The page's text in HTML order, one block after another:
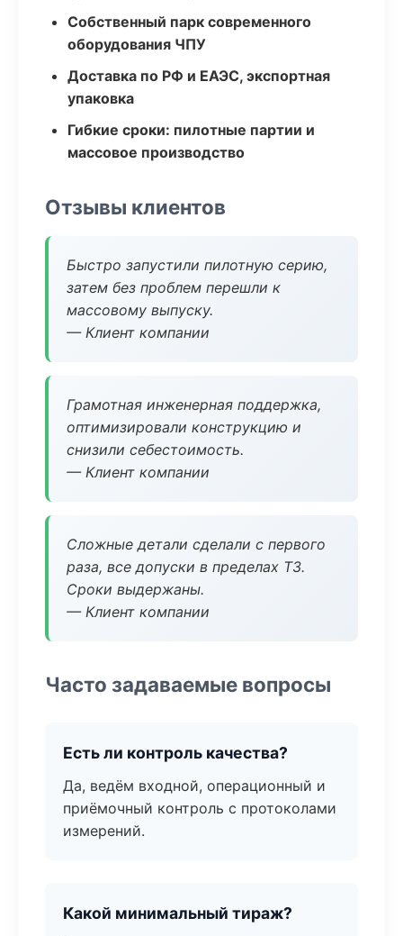
Собственный парк современного
оборудования ЧПУ
Доставка по РФ и ЕАЭС, экспортная
упаковка
Гибкие сроки: пилотные партии и
массовое производство
Отзывы клиентов
Быстро запустили пилотную серию,
затем без проблем перешли к
массовому выпуску.
— Клиент компании
Грамотная инженерная поддержка,
оптимизировали конструкцию и
снизили себестоимость.
— Клиент компании
Сложные детали сделали с первого
раза, все допуски в пределах ТЗ.
Сроки выдержаны.
— Клиент компании
Часто задаваемые вопросы
Есть ли контроль качества?
Да, ведём входной, операционный и
приёмочный контроль с протоколами
измерений.
Какой минимальный тираж?